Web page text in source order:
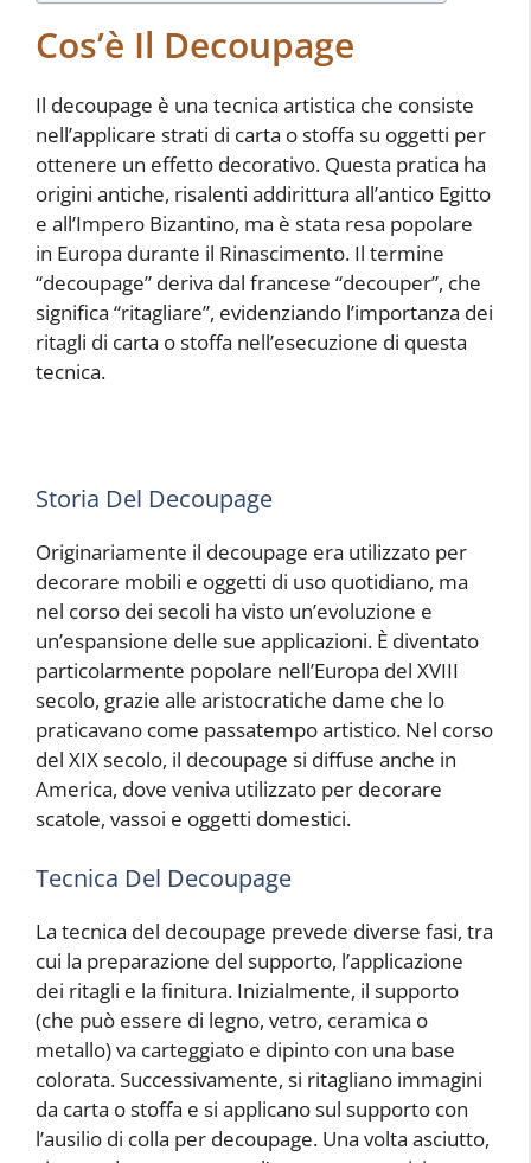
Cos’è Il Decoupage
Il decoupage è una tecnica artistica che consiste
nell’applicare strati di carta o stoffa su oggetti per
ottenere un effetto decorativo. Questa pratica ha
origini antiche, risalenti addirittura all’antico Egitto
e all’Impero Bizantino, ma è stata resa popolare
in Europa durante il Rinascimento. Il termine
“decoupage” deriva dal francese “decouper”, che
significa “ritagliare”, evidenziando l’importanza dei
ritagli di carta o stoffa nell’esecuzione di questa
tecnica.
Storia Del Decoupage
Originariamente il decoupage era utilizzato per
decorare mobili e oggetti di uso quotidiano, ma
nel corso dei secoli ha visto un’evoluzione e
un’espansione delle sue applicazioni. È diventato
particolarmente popolare nell’Europa del XVIII
secolo, grazie alle aristocratiche dame che lo
praticavano come passatempo artistico. Nel corso
del XIX secolo, il decoupage si diffuse anche in
America, dove veniva utilizzato per decorare
scatole, vassoi e oggetti domestici.
Tecnica Del Decoupage
La tecnica del decoupage prevede diverse fasi, tra
cui la preparazione del supporto, l’applicazione
dei ritagli e la finitura. Inizialmente, il supporto
(che può essere di legno, vetro, ceramica o
metallo) va carteggiato e dipinto con una base
colorata. Successivamente, si ritagliano immagini
da carta o stoffa e si applicano sul supporto con
l’ausilio di colla per decoupage. Una volta asciutto,